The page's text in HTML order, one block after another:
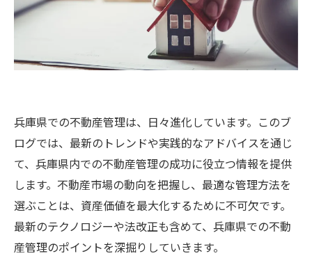
兵庫県での不動産管理は、日々進化しています。このブ
ログでは、最新のトレンドや実践的なアドバイスを通じ
て、兵庫県内での不動産管理の成功に役立つ情報を提供
します。不動産市場の動向を把握し、最適な管理方法を
選ぶことは、資産価値を最大化するために不可欠です。
最新のテクノロジーや法改正も含めて、兵庫県での不動
産管理のポイントを深掘りしていきます。